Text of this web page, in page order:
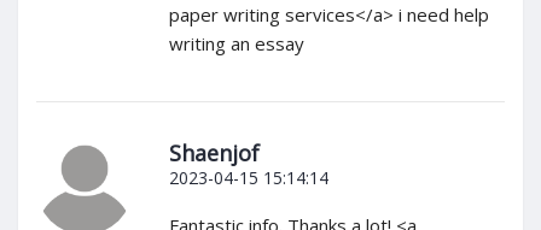
paper writing services</a> i need help
writing an essay
Shaenjof
2023-04-15 15:14:14
Fantastic info. Thanks a lot! <a